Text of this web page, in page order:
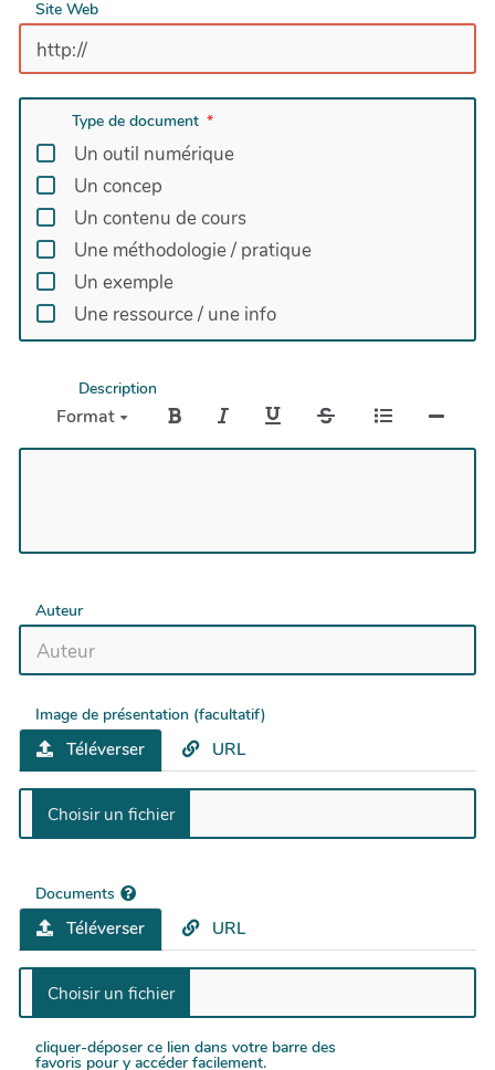
Site Web
Type de document
Un outil numérique
Un concep
Un contenu de cours
Une méthodologie / pratique
Un exemple
Une ressource / une info
Description
Format
Auteur
Image de présentation (facultatif)
Téléverser URL
Documents
Téléverser URL
cliquer-déposer ce lien dans votre barre des
favoris pour y accéder facilement.